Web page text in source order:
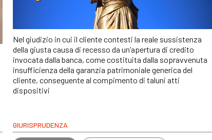
Nel giudizio in cui il cliente contesti la reale sussistenza
della giusta causa di recesso da un’apertura di credito
invocata dalla banca, come costituita dalla sopravvenuta
insufficienza della garanzia patrimoniale generica del
cliente, conseguente al compimento di taluni atti
dispositivi
GIURISPRUDENZA